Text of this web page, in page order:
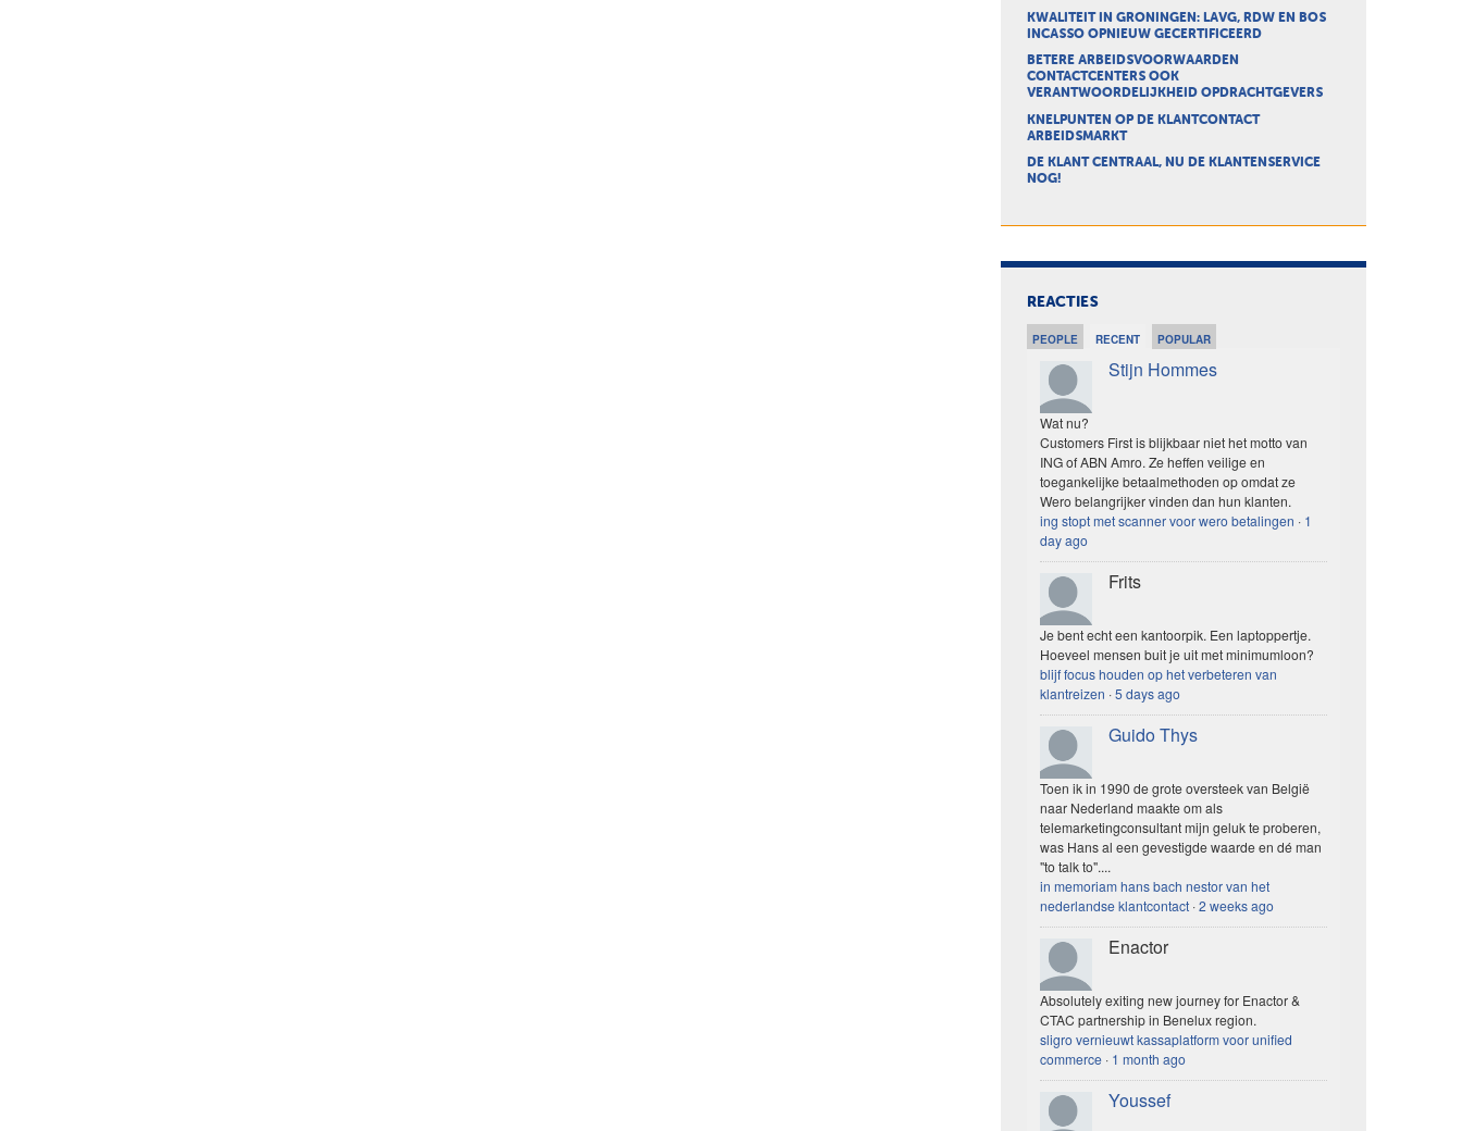
KWALITEIT IN GRONINGEN: LAVG, RDW EN BOS
INCASSO OPNIEUW GECERTIFICEERD
BETERE ARBEIDSVOORWAARDEN
CONTACTCENTERS OOK
VERANTWOORDELIJKHEID OPDRACHTGEVERS
KNELPUNTEN OP DE KLANTCONTACT
ARBEIDSMARKT
DE KLANT CENTRAAL, NU DE KLANTENSERVICE
NOG!
REACTIES
PEOPLE RECENT POPULAR
Stijn Hommes
Wat nu?
Customers First is blijkbaar niet het motto van
ING of ABN Amro. Ze heffen veilige en
toegankelijke betaalmethoden op omdat ze
Wero belangrijker vinden dan hun klanten.
ing stopt met scanner voor wero betalingen · 1
day ago
Frits
Je bent echt een kantoorpik. Een laptoppertje.
Hoeveel mensen buit je uit met minimumloon?
blijf focus houden op het verbeteren van
klantreizen ·5 days ago
Guido Thys
Toen ik in 1990 de grote oversteek van België
naar Nederland maakte om als
telemarketingconsultant mijn geluk te proberen,
was Hans al een gevestigde waarde en dé man
"to talk to"....
in memoriam hans bach nestor van het
nederlandse klantcontact ·2 weeks ago
Enactor
Absolutely exiting new journey for Enactor &
CTAC partnership in Benelux region.
sligro vernieuwt kassaplatform voor unified
commerce · 1 month ago
Youssef